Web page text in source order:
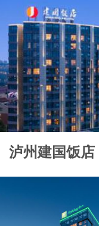
泸州建国饭店